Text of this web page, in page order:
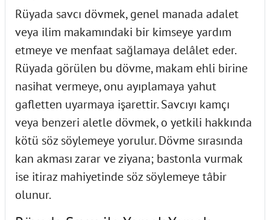
Rüyada savcı dövmek, genel manada adalet
veya ilim makamındaki bir kimseye yardım
etmeye ve menfaat sağlamaya delâlet eder.
Rüyada görülen bu dövme, makam ehli birine
nasihat vermeye, onu ayıplamaya yahut
gafletten uyarmaya işarettir. Savcıyı kamçı
veya benzeri aletle dövmek, o yetkili hakkında
kötü söz söylemeye yorulur. Dövme sırasında
kan akması zarar ve ziyana; bastonla vurmak
ise itiraz mahiyetinde söz söylemeye tâbir
olunur.